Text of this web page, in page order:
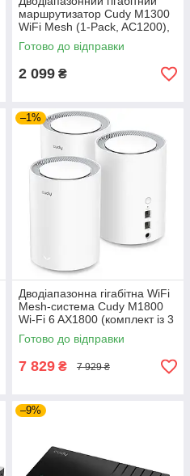
маршрутизатор Cudy M1300
WiFi Mesh (1-Pack, AC1200),
бездротова коміркова Wi-Fi
система
Готово до відправки
2 099 ₴
–1%
Дводіапазонна гігабітна WiFi
Mesh-система Cudy M1800
Wi-Fi 6 AX1800 (комплект із 3
шт.), бездротова домашня
коміркова мережа
Готово до відправки
7 829 ₴ 7 929 ₴
–9%